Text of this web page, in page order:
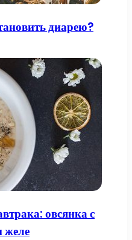
диарею?
овсянка с